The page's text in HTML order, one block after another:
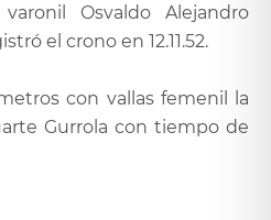
Osvaldo Alejandro
el crono en 12.11.52.
con vallas femenil la
Gurrola con tiempo de